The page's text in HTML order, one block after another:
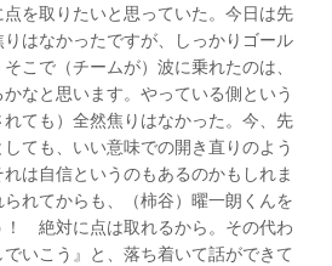
点を取りたいと思っていた。今日は先
はなかったですが、しっかりゴール
こで（チームが）波に乗れたのは、
なと思います。やっている側という
ても）全然焦りはなかった。今、先
ても、いい意味での開き直りのよう
は自信というのもあるのかもしれま
れてからも、（柿谷）曜一朗くんを
！ 絶対に点は取れるから。その代わ
いこう』と、落ち着いて話ができて